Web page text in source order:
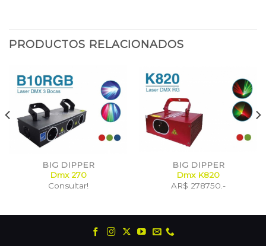
PRODUCTOS RELACIONADOS
BIG DIPPER
Dmx 270
Consultar!
BIG DIPPER
Dmx K820
AR$ 278750.-